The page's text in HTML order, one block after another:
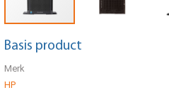
Basis product
Merk
HP